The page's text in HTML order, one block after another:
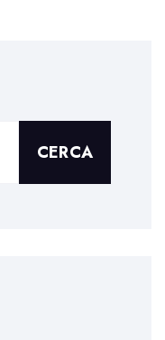
CERCA